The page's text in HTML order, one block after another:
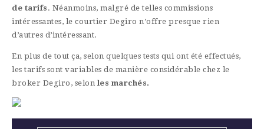
de tarifs . Néanmoins, malgré de telles commissions
intéressantes, le courtier Degiro n’offre presque rien
d’autres d’intéressant.
En plus de tout ça, selon quelques tests qui ont été effectués,
les tarifs sont variables de manière considérable chez le
broker Degiro, selon les marchés.